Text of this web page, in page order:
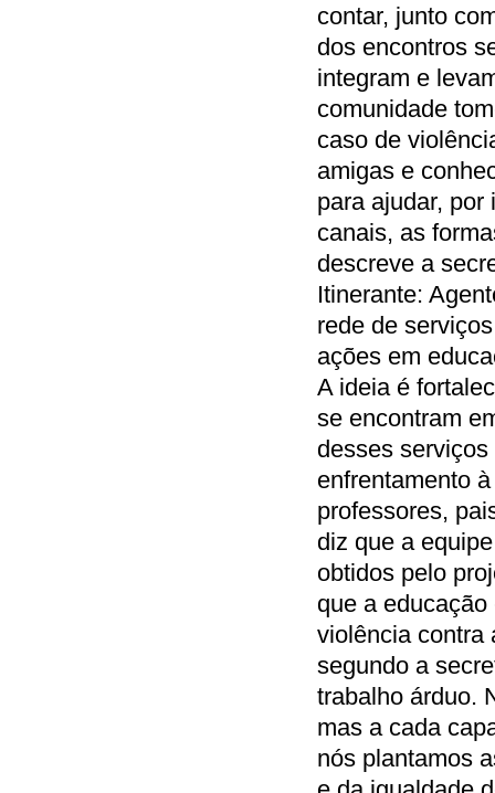
contar, junto
dos encontros
integram e
comunidade
caso de
amigas e
para ajudar, por
canais, as
descreve a
Itinerante:
rede de
ações em
A ideia é
se encontram
desses
enfrentamento
professores,
diz que a
obtidos pelo
que a
violência contra
segundo a
trabalho árduo.
mas a cada
nós plantamos